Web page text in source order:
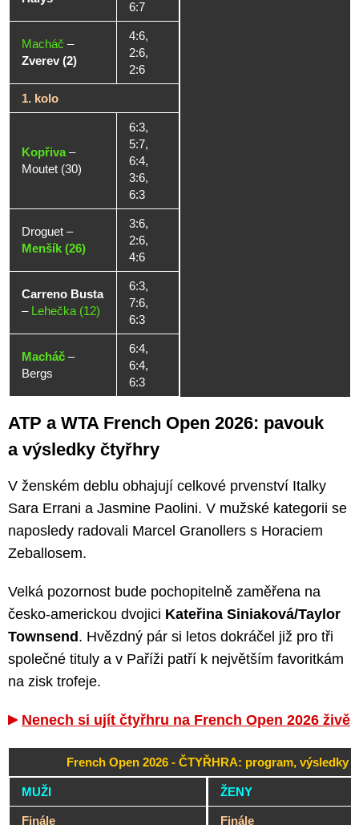
6:7
Macháč –
Zverev (2)
4:6,
2:6,
2:6
1. kolo
Kopřiva–
Moutet (30)
6:3,
5:7,
6:4,
3:6,
6:3
Droguet –
Menšík (26)
3:6,
2:6,
4:6
Carreno Busta
– Lehečka (12)
6:3,
7:6,
6:3
Macháč –
Bergs
6:4,
6:4,
6:3
ATP a WTA French Open 2026: pavouk
a výsledky čtyřhry
V ženském deblu obhajují celkové prvenství Italky
Sara Errani a Jasmine Paolini. V mužské kategorii se
naposledy radovali Marcel Granollers s Horaciem
Zeballosem.
Velká pozornost bude pochopitelně zaměřena na
česko-americkou dvojici Kateřina Siniaková/Taylor
Townsend. Hvězdný pár si letos dokráčel již pro tři
společné tituly a v Paříži patří k největším favoritkám
na zisk trofeje.
Nenech si ujít čtyřhru na French Open 2026 živě
French Open 2026 - ČTYŘHRA: program, výsledky
MUŽI
Finále
ŽENY
Finále